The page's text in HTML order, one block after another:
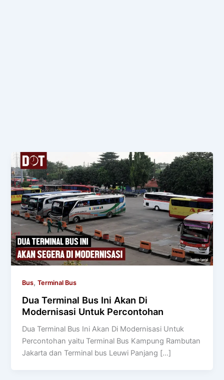
Bus,Terminal Bus
Dua Terminal Bus Ini Akan Di
Modernisasi Untuk Percontohan
Dua Terminal Bus Ini Akan Di Modernisasi Untuk
Percontohan yaitu Terminal Bus Kampung Rambutan
Jakarta dan Terminal bus Leuwi Panjang […]